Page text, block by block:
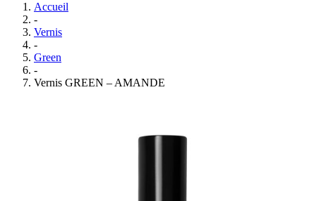
Accueil
-
Vernis
-
Green
-
Vernis GREEN – AMANDE